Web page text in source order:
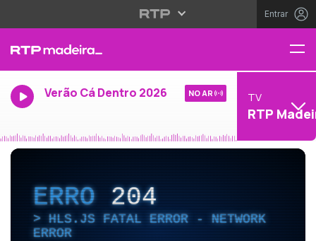
Entrar
Verão Cá Dentro 2026 NO AR TV
RTP
ERRO204
HLS.JS FATAL ERROR - NETWORK
ERROR